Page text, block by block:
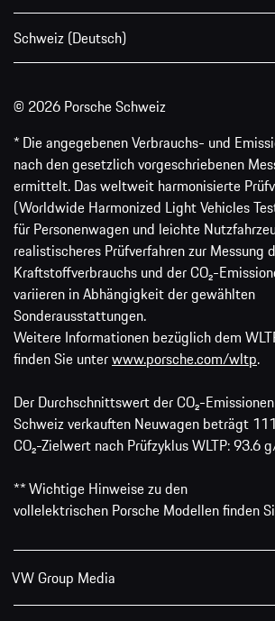
Schweiz (Deutsch)
© 2026 Porsche Schweiz
* Die angegebenen Verbrauchs- und
nach den gesetzlich vorgeschriebenen
ermittelt. Das weltweit harmonisierte
(Worldwide Harmonized Light Vehicles
für Personenwagen und leichte
realistischeres Prüfverfahren zur Messung
Kraftstoffverbrauchs und der CO₂-
variieren in Abhängigkeit der gewählten
Sonderausstattungen.
Weitere Informationen bezüglich dem
finden Sie unterwww.porsche.com/wltp.
Der Durchschnittswert der CO₂-
Schweiz verkauften Neuwagen beträgt
CO₂-Zielwert nach Prüfzyklus WLTP: 93.6
** Wichtige Hinweise zu den
vollelektrischen Porsche Modellen finden
VW Group Media